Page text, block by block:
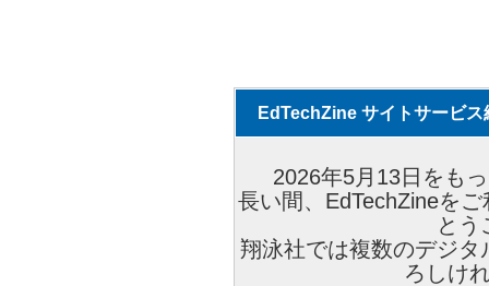
EdTechZine サイトサービス
2026年5月13日をも
長い間、EdTechZineを
とう
翔泳社では複数のデジ
ろしけ